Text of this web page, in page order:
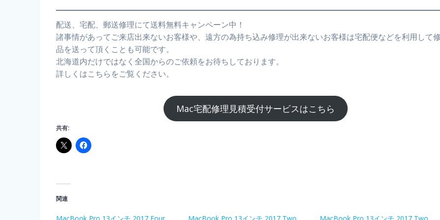
配送、宅配、郵送修理にて送料無料キャンペーン中！
諸事情があってご来店出来ないお客様や、遠方の為持ち込み修理が出来ないお客様は宅配便などを利用して
品を送って頂くことも可能です。
北海道内だけではなく全国からのご依頼をお待ちしております。
詳しくはこちらをご覧ください。
Mac宅配修理見積受付サービスはこちら
共有:
関連